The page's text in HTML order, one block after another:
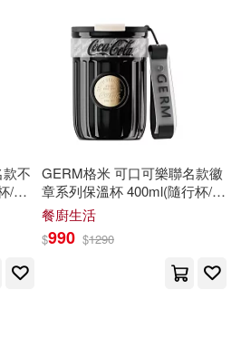
柳沼 行(10)
侘美秀俊(7)
(23)
不
/隨
GERM格米 可口可樂聯名款徽
章系列保溫杯 400ml(隨行杯/咖
啡杯/保冰杯) 月曜黑
餐廚生活
$990 $1290